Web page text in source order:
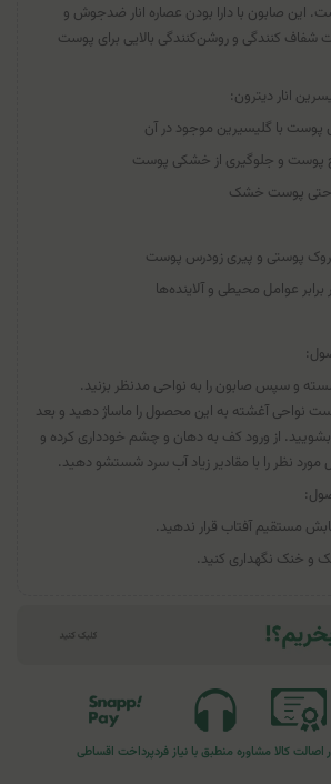
صابون با دارا بودن عصاره انار ضدجوش و
کنندگی و روشن‌کنندگی بالایی برای پوست
انار دیترون:
پوست با گلیسیرین موجود در آن
و جلوگیری از خشکی پوست
حتی پوست خشک
پوستی و پیری زودرس پوست
عوامل محیطی و آلاینده‌ها
و سپس صابون را به نواحی مدنظر بزنید.
نواحی آغشته به این محصول را ماساژ دهید و بعد
را بشویید. از ورود کف به دهان و چشم خودداری کرده و
نظر را با مقادیر زیاد آب سرد شستشو دهید.
مستقیم آفتاب قرار ندهید.
و خنک نگهداری کنید.
اصالت کالا مشاوره منطبق با نیاز فردپرداخت اقساطی